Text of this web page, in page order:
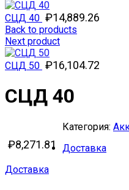
СЦД 40 ₽14,889.26
Back to products
Next product
СЦД 50 ₽16,104.72
СЦД 40
₽8,271.81
Категория:
Доставка
Доставка